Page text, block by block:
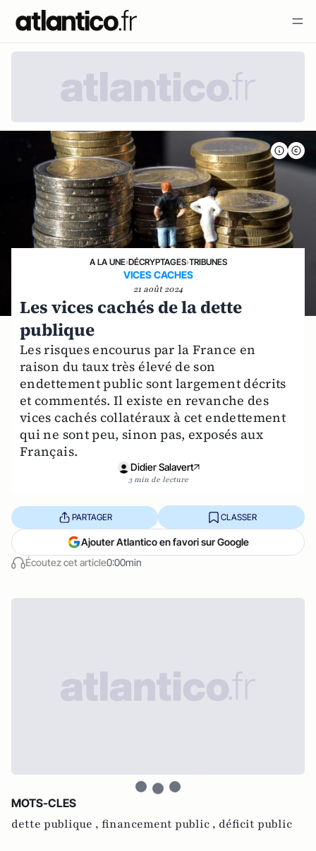
A LA UNE›DÉCRYPTAGES›TRIBUNES
VICES CACHES
21 août 2024
Les vices cachés de la dette
publique
Les risques encourus par la France en
raison du taux très élevé de son
endettement public sont largement décrits
et commentés. Il existe en revanche des
vices cachés collatéraux à cet endettement
qui ne sont peu, sinon pas, exposés aux
Français.
Didier Salavert
3 min de lecture
Écoutez cet article0:00min
PARTAGER CLASSER
Ajouter Atlantico en favori sur Google
MOTS-CLES
dette publique , financement public , déficit public